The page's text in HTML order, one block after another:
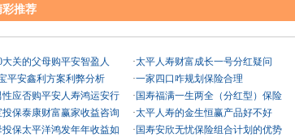
推荐
大关的父母购平安智盈人
平安鑫利方案利弊分析
性应否购平安人寿鸿运安行
投保泰康财富赢家收益咨询
投保太平洋鸿发年年收益如
·太平人寿财富成长一号分红疑问
·一家四口咋规划保险合理
· 国寿福满一生两全（分红型）保险
·太平人寿的金生恒赢产品好不好
· 国寿安欣无忧保险组合计划的优势